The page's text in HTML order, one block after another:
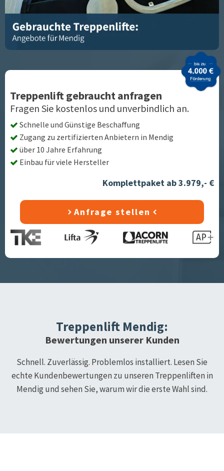
Treppenlift gebraucht anfragen
Fragen Sie kostenlos und unverbindlich an.
Schnelle und Günstige Beschaffung
Zugang zu zertifizierten Anbietern in Mendig
über 10 Jahre Erfahrung
Einbau für viele Hersteller
Komplettpaket ab 3.979,- €
Anfrage stellen
Treppenlift Mendig:
Bewertungen unserer Kunden
Schnell. Zuverlässig. Problemlos installiert. Lesen Sie
echte Kundenbewertungen zu unseren Treppenliften in
Mendig und sehen Sie, warum wir die erste Wahl sind.